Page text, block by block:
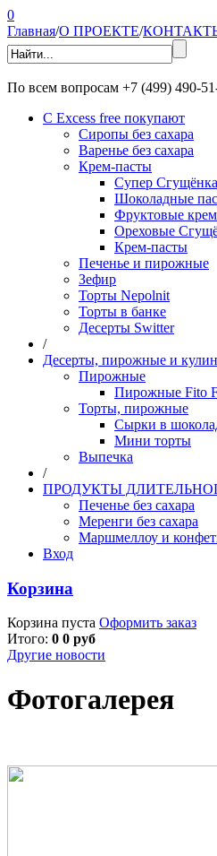
0
Главная/О ПРОЕКТЕ/
По всем вопросам +7 (499) 490-
С Excess free покупают
Сиропы без сахара
Варенье без сахара
Крем-пасты
Супер Сгущёнка
Шоколадные
Фруктовые
Ореховые
Крем-пасты
Печенье и пирожные
Зефир
Торты Nepolnit
Торты в банке
Десерты Switter
/
Десерты, пирожные и
Пирожные
Пирожные Fito
Торты, пирожные
Сырки в
Мини торты
Выпечка
/
ПРОДУКТЫ
Печенье без сахара
Меренги без сахара
Маршмеллоу и
Вход
Корзина
Корзина пуста Оформить заказ
Итого: 0 0 руб
Другие новости
Фотогалерея